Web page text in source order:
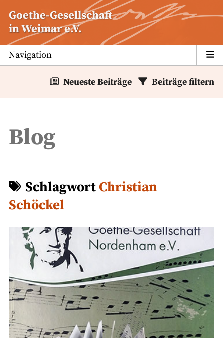
Inhalt
springen
Goethe-Gesellschaft
in Weimar e.V.
Navigation
Neueste Beiträge Beiträge filtern
Blog
Schlagwort Christian
Schöckel